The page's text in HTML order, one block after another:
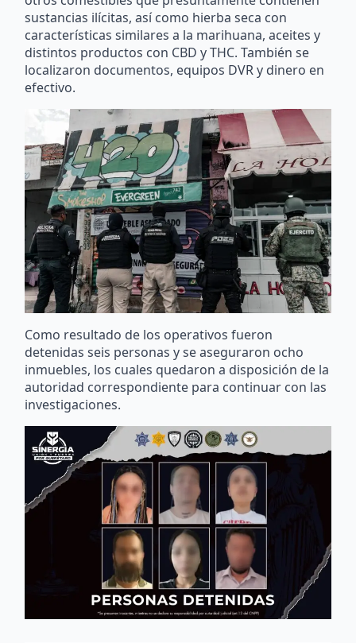
sustancias ilícitas, así como hierba seca con
características similares a la marihuana, aceites y
distintos productos con CBD y THC. También se
localizaron documentos, equipos DVR y dinero en
efectivo.
Como resultado de los operativos fueron
detenidas seis personas y se aseguraron ocho
inmuebles, los cuales quedaron a disposición de la
autoridad correspondiente para continuar con las
investigaciones.